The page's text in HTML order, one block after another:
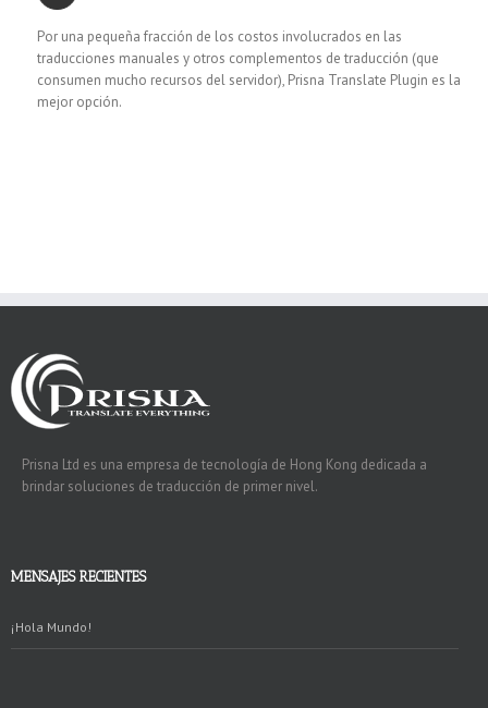
Por una pequeña fracción de los costos involucrados en las
traducciones manuales y otros complementos de traducción (que
consumen mucho recursos del servidor), Prisna Translate Plugin es la
mejor opción.
Prisna Ltd es una empresa de tecnología de Hong Kong dedicada a
brindar soluciones de traducción de primer nivel.
MENSAJES RECIENTES
¡Hola Mundo!